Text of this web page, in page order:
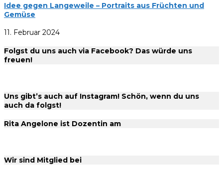
Idee gegen Langeweile – Portraits aus Früchten und
Gemüse
11. Februar 2024
Folgst du uns auch via Facebook? Das würde uns
freuen!
Uns gibt’s auch auf Instagram! Schön, wenn du uns
auch da folgst!
Rita Angelone ist Dozentin am
Wir sind Mitglied bei